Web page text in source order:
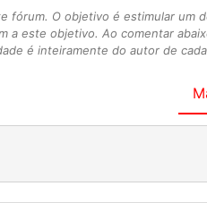
fórum. O objetivo é estimular um
a este objetivo. Ao comentar
é inteiramente do autor de